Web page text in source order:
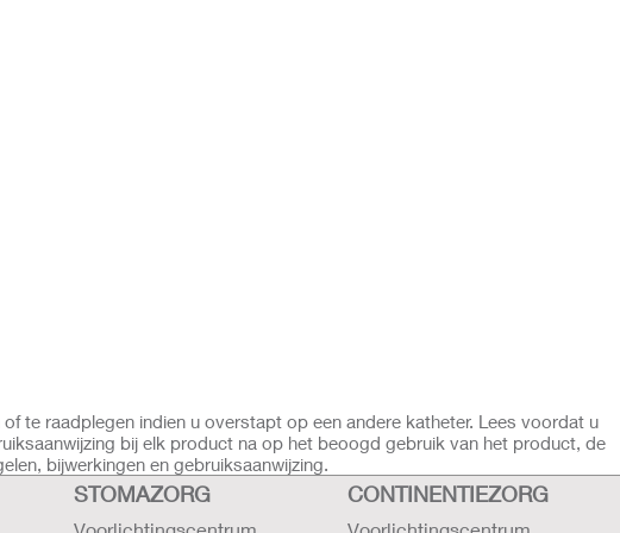
te beschermen tegen bacteriën die zich binnen de eerste 15 mm van
in de urinewegen terechtkomen
vastgepakt en vormt een barrière rondom de katheter om ziektekiemen op
die urineweginfecties kunnen veroorzaken
Touch-systeem dat gemakkelijk te gebruiken is
gebruiker tijdens het inbrengen en verwijderen
te raadplegen indien u overstapt op een andere katheter. Lees voordat u
bij elk product na op het beoogd gebruik van het product, de
bijwerkingen en gebruiksaanwijzing.
STOMAZORG CONTINENTIEZORG